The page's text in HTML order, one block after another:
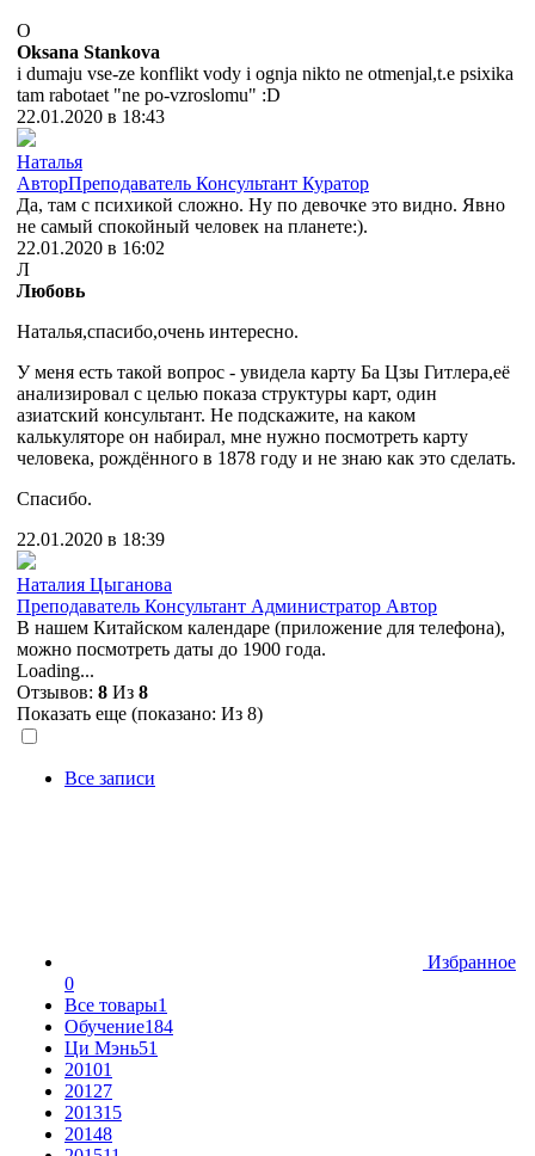
O
Oksana Stankova
i dumaju vse-ze konflikt vody i ognja nikto ne otmenjal,t.e psixika
tam rabotaet "ne po-vzroslomu" :D
22.01.2020 в 18:43
Наталья
АвторПреподаватель Консультант Куратор
Да, там с психикой сложно. Ну по девочке это видно. Явно
не самый спокойный человек на планете:).
22.01.2020 в 16:02
Л
Любовь
Наталья,спасибо,очень интересно.
У меня есть такой вопрос - увидела карту Ба Цзы Гитлера,её
анализировал с целью показа структуры карт, один
азиатский консультант. Не подскажите, на каком
калькуляторе он набирал, мне нужно посмотреть карту
человека, рождённого в 1878 году и не знаю как это сделать.
Спасибо.
22.01.2020 в 18:39
Наталия Цыганова
Преподаватель Консультант Администратор Автор
В нашем Китайском календаре (приложение для телефона),
можно посмотреть даты до 1900 года.
Loading...
Отзывов: 8 Из 8
Показать еще (показано: Из 8)
Все записи
Избранное
0
Все товары1
Обучение184
Ци Мэнь51
20101
20127
201315
20148